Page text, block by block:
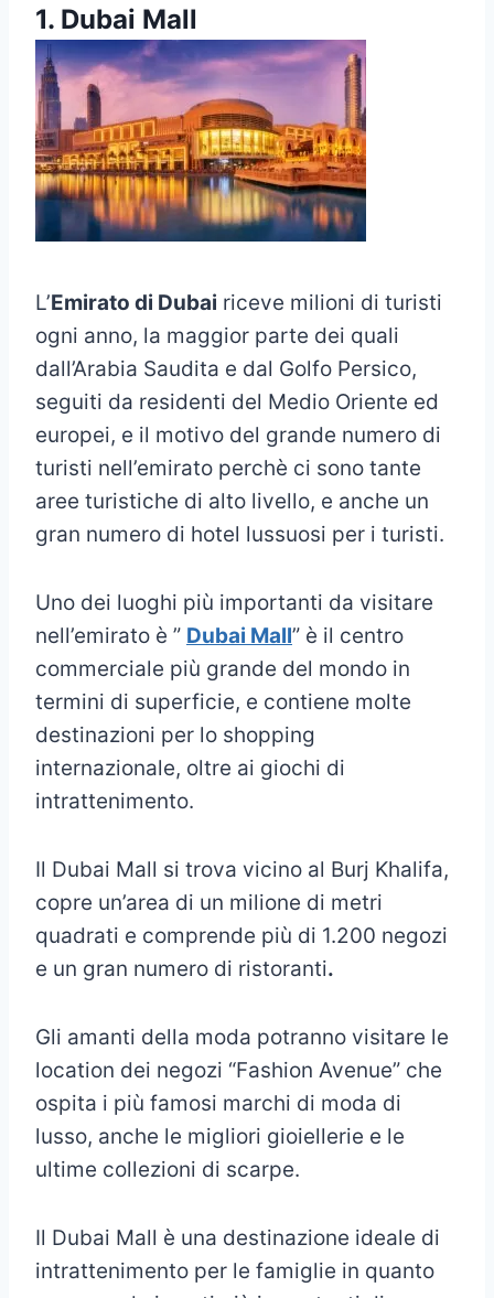
1. Dubai Mall
L’Emirato di Dubai riceve milioni di turisti
ogni anno, la maggior parte dei quali
dall’Arabia Saudita e dal Golfo Persico,
seguiti da residenti del Medio Oriente ed
europei, e il motivo del grande numero di
turisti nell’emirato perchè ci sono tante
aree turistiche di alto livello, e anche un
gran numero di hotel lussuosi per i turisti.
Uno dei luoghi più importanti da visitare
nell’emirato è ” Dubai Mall” è il centro
commerciale più grande del mondo in
termini di superficie, e contiene molte
destinazioni per lo shopping
internazionale, oltre ai giochi di
intrattenimento.
Il Dubai Mall si trova vicino al Burj Khalifa,
copre un’area di un milione di metri
quadrati e comprende più di 1.200 negozi
e un gran numero di ristoranti.
Gli amanti della moda potranno visitare le
location dei negozi “Fashion Avenue” che
ospita i più famosi marchi di moda di
lusso, anche le migliori gioiellerie e le
ultime collezioni di scarpe.
Il Dubai Mall è una destinazione ideale di
intrattenimento per le famiglie in quanto